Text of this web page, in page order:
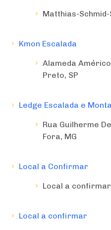
Matthias-
Kmon Escalada
Alameda
Preto, SP
Ledge Escalada e
Rua Guilherme
Fora, MG
Local a Confirmar
Local a
Local a confirmar